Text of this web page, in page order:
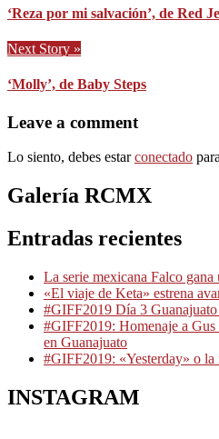
‘Reza por mi salvación’, de Red
Next Story »
‘Molly’, de Baby Steps
Leave a comment
Lo siento, debes estarconectado
Galería RCMX
Entradas recientes
La serie mexicana Falco
«El viaje de Keta» estrena
#GIFF2019 Día 3 Guanajuato
#GIFF2019: Homenaje a
en Guanajuato
#GIFF2019: «Yesterday» o
INSTAGRAM